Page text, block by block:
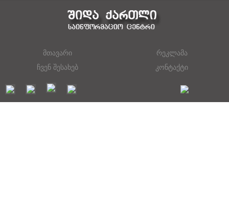
მთავარი
რეკლამა
ჩვენ შესახებ
კონტაქტი